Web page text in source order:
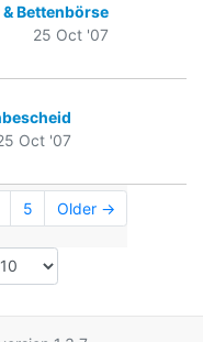
Bettenbörse
25 Oct '07
Oct '07
5 Older →